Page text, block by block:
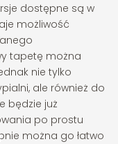
dostępne są w
możliwość
tapetę można
nie tylko
ale również do
będzie już
po prostu
można go łatwo